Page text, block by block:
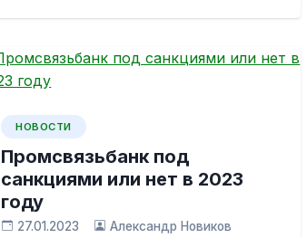
НОВОСТИ
Промсвязьбанк под
санкциями или нет в 2023
году
27.01.2023 Александр Новиков